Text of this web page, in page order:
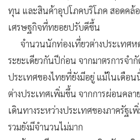
ทุน และสินค้าอุปโภคบริโภค สอดคล้อ
เศรษฐกิจที่ทยอยปรับดีขึ้น
จำนวนนักท่องเที่ยวต่างประเทศห
ระยะเดียวกันปีก่อน จากมาตรการจำกั
ประเทศของไทยที่ยังมีอยู่ แม้ในเดือ
ต่างประเทศเพิ่มขึ้น จากการผ่อนคลา
เดินทางระหว่างประเทศของภาครัฐเ
รวมยังมีจำนวนไม่มาก